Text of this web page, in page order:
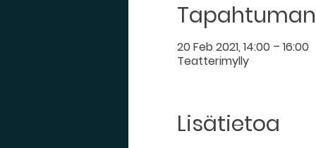
20 Feb 2021, 14:00 – 16:00
Teatterimylly
Lisätietoa